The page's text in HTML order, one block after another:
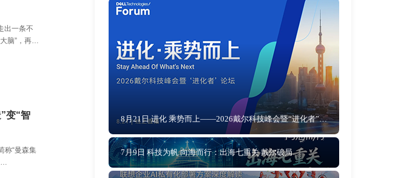
出一条不
脑”，再让
变“智
称“曼森集
8月21日 进化 乘势而上——2026戴尔科技峰会暨“进化者”论坛
7月9日 科技为帆 向海而行：出海七重关 戴尔破局